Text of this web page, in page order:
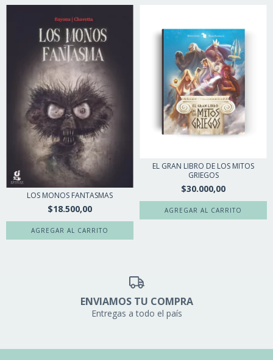
LOS MONOS FANTASMAS
$18.500,00
EL GRAN LIBRO DE LOS MITOS
GRIEGOS
$30.000,00
ENVIAMOS TU COMPRA
Entregas a todo el país